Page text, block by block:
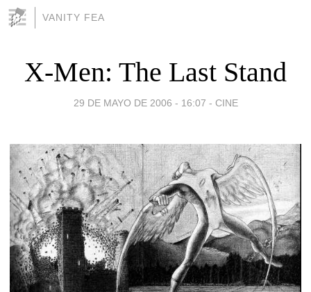
VANITY FEA
X-Men: The Last Stand
29 DE MAYO DE 2006 - 16:07 - CINE